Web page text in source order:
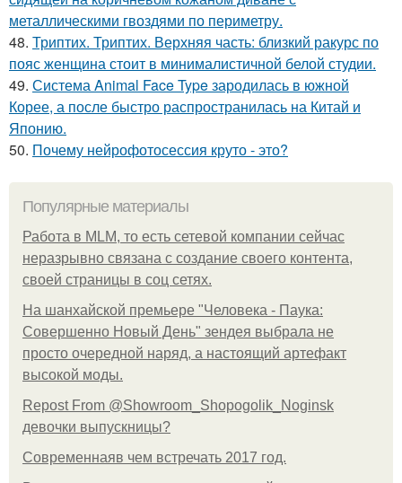
металлическими гвоздями по периметру.
48. Триптих. Триптих. Верхняя часть: близкий ракурс по
пояс женщина стоит в минималистичной белой студии.
49. Система Animal Face Type зародилась в южной
Корее, а после быстро распространилась на Китай и
Японию.
50. Почему нейрофотосессия круто - это?
Популярные материалы
Работа в MLM, то есть сетевой компании сейчас
неразрывно связана с создание своего контента,
своей страницы в соц сетях.
На шанхайской премьере "Человека - Паука:
Совершенно Новый День" зендея выбрала не
просто очередной наряд, а настоящий артефакт
высокой моды.
Repost From @Showroom_Shopogolik_Noginsk
девочки выпускницы?
Современнаяв чем встречать 2017 год.